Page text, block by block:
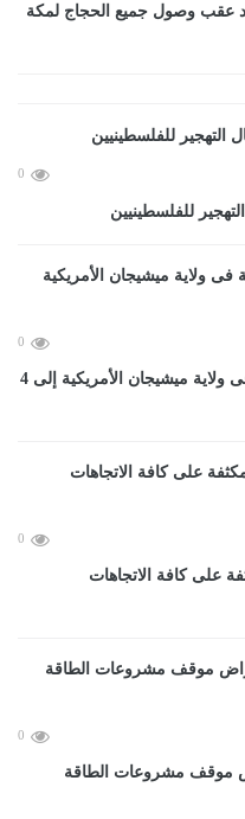
عقب وصول جميع الحجاج لمكة
0
للفلسطينيين
0
ارتفاع عدد قتلى إطلاق نار على كنيسة فى ولاية ميشيجان الأمريكية إلى 4
0
على كافة الاتجاهات
0
موقف مشروعات الطاقة